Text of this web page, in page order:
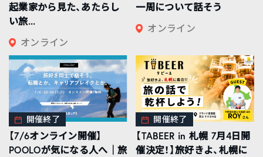
起業家から見た、あたらし
い旅...
オンライン
一周について話そう
オンライン
開催終了
【7/6オンライン開催】
POOLOが気になる人へ｜旅
開催終了
【TABEER in 札幌 7月4日開
催決定！】旅好きよ、札幌に